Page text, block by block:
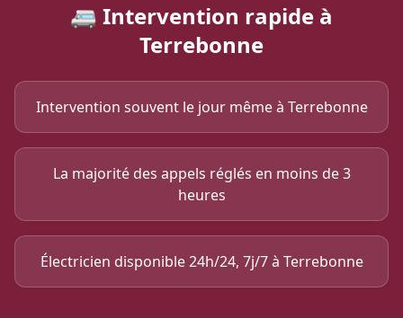
🚐 Intervention rapide à
Terrebonne
Intervention souvent le jour même à Terrebonne
La majorité des appels réglés en moins de 3
heures
Électricien disponible 24h/24, 7j/7 à Terrebonne